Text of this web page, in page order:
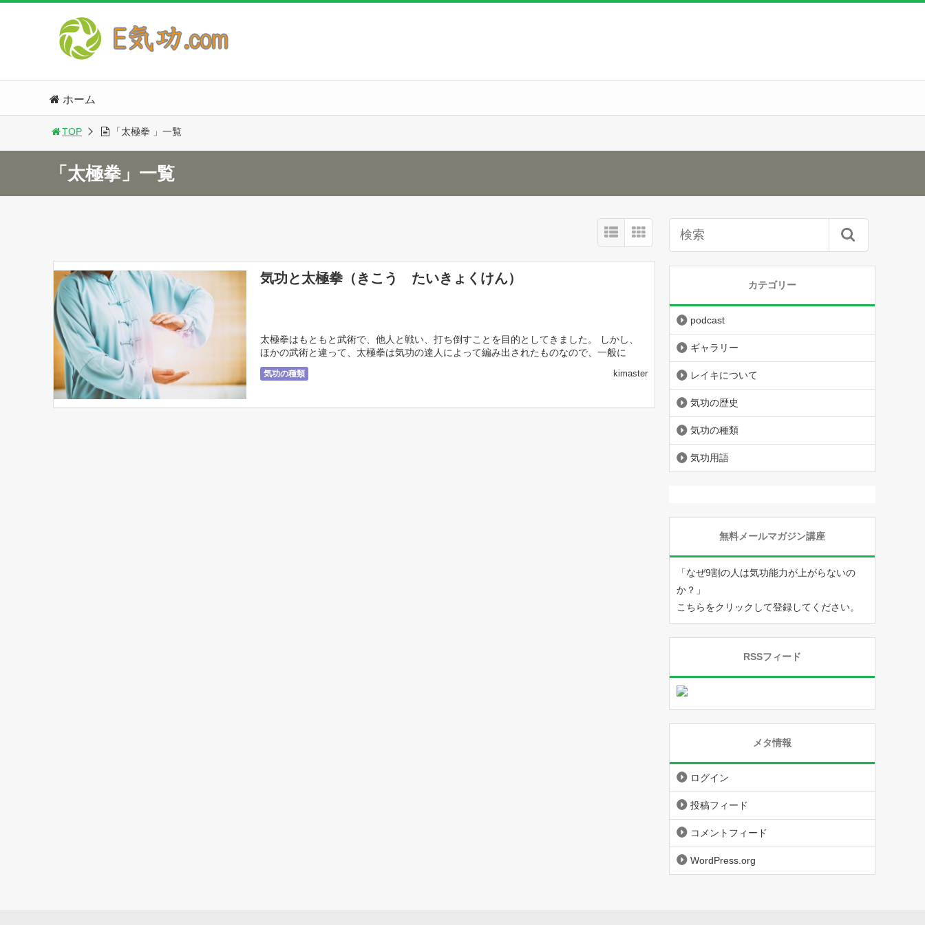
ホーム
TOP 「太極拳 」一覧
「太極拳」一覧
気功と太極拳（きこう たいきょくけん）
太極拳はもともと武術で、他人と戦い、打ち倒すことを目的としてきました。 しかし、
ほかの武術と違って、太極拳は気功の達人によって編み出されたものなので、一般に
『気』を用いる中国武術の中でもひときわ気功的要素が強く、その練習 […]
気功の種類 kimaster
カテゴリー
podcast
ギャラリー
レイキについて
気功の歴史
気功の種類
気功用語
無料メールマガジン講座
「なぜ9割の人は気功能力が上がらないの
か？」
こちらをクリックして登録してください。
RSSフィード
メタ情報
ログイン
投稿フィード
コメントフィード
WordPress.org